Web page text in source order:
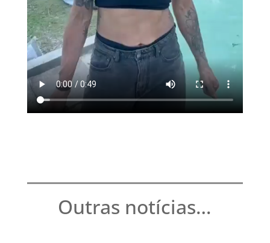
Outras notícias…